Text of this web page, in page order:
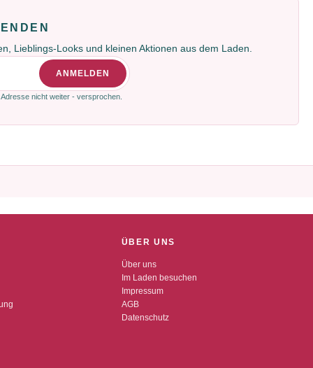
Lieblings-Looks und kleinen Aktionen aus dem Laden.
ANMELDEN
nicht weiter - versprochen.
ÜBER UNS
Über uns
Im Laden besuchen
Impressum
AGB
Datenschutz